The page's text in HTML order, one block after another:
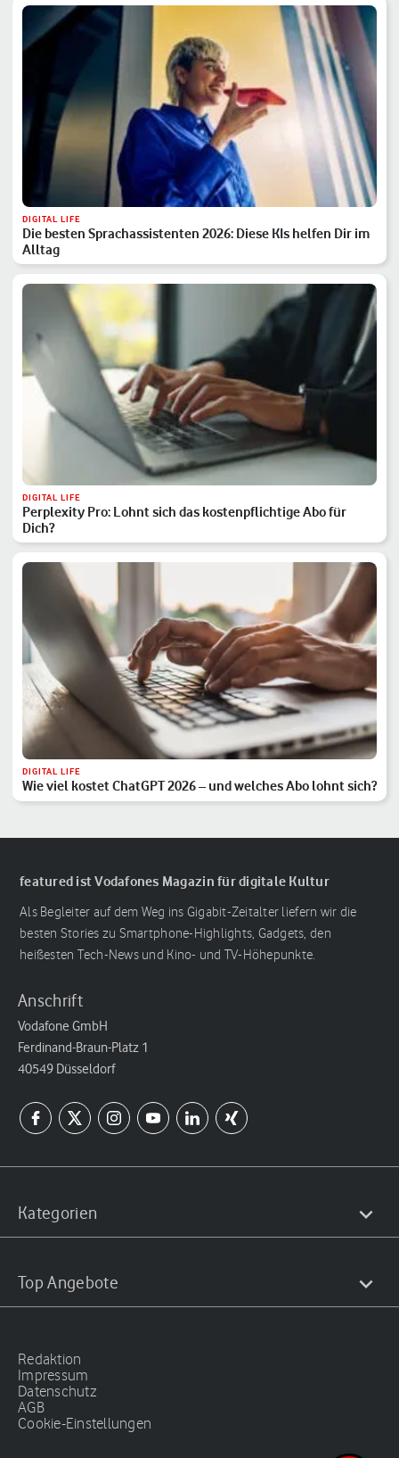
DIGITAL LIFE
Die besten Sprachassistenten 2026: Diese KIs helfen Dir im
Alltag
DIGITAL LIFE
Perplexity Pro: Lohnt sich das kostenpflichtige Abo für
Dich?
DIGITAL LIFE
Wie viel kostet ChatGPT 2026 – und welches Abo lohnt sich?
featured ist Vodafones Magazin für digitale Kultur
Als Begleiter auf dem Weg ins Gigabit-Zeitalter liefern wir die
besten Stories zu Smartphone-Highlights, Gadgets, den
heißesten Tech-News und Kino- und TV-Höhepunkte.
Anschrift
Vodafone GmbH
Ferdinand-Braun-Platz 1
40549 Düsseldorf
Kategorien
Top Angebote
Redaktion
Impressum
Datenschutz
AGB
Cookie-Einstellungen